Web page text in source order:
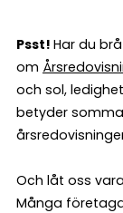
Psst! Har du
om
och sol,
betyder
Och låt oss
Många